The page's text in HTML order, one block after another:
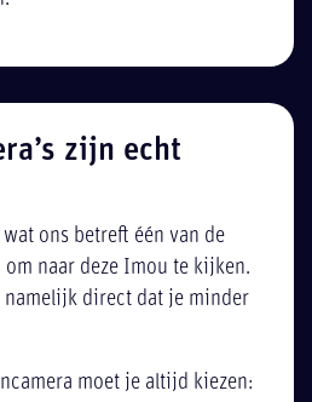
zijn echt
ons betreft één van de
naar deze Imou te kijken.
direct dat je minder
moet je altijd kiezen: